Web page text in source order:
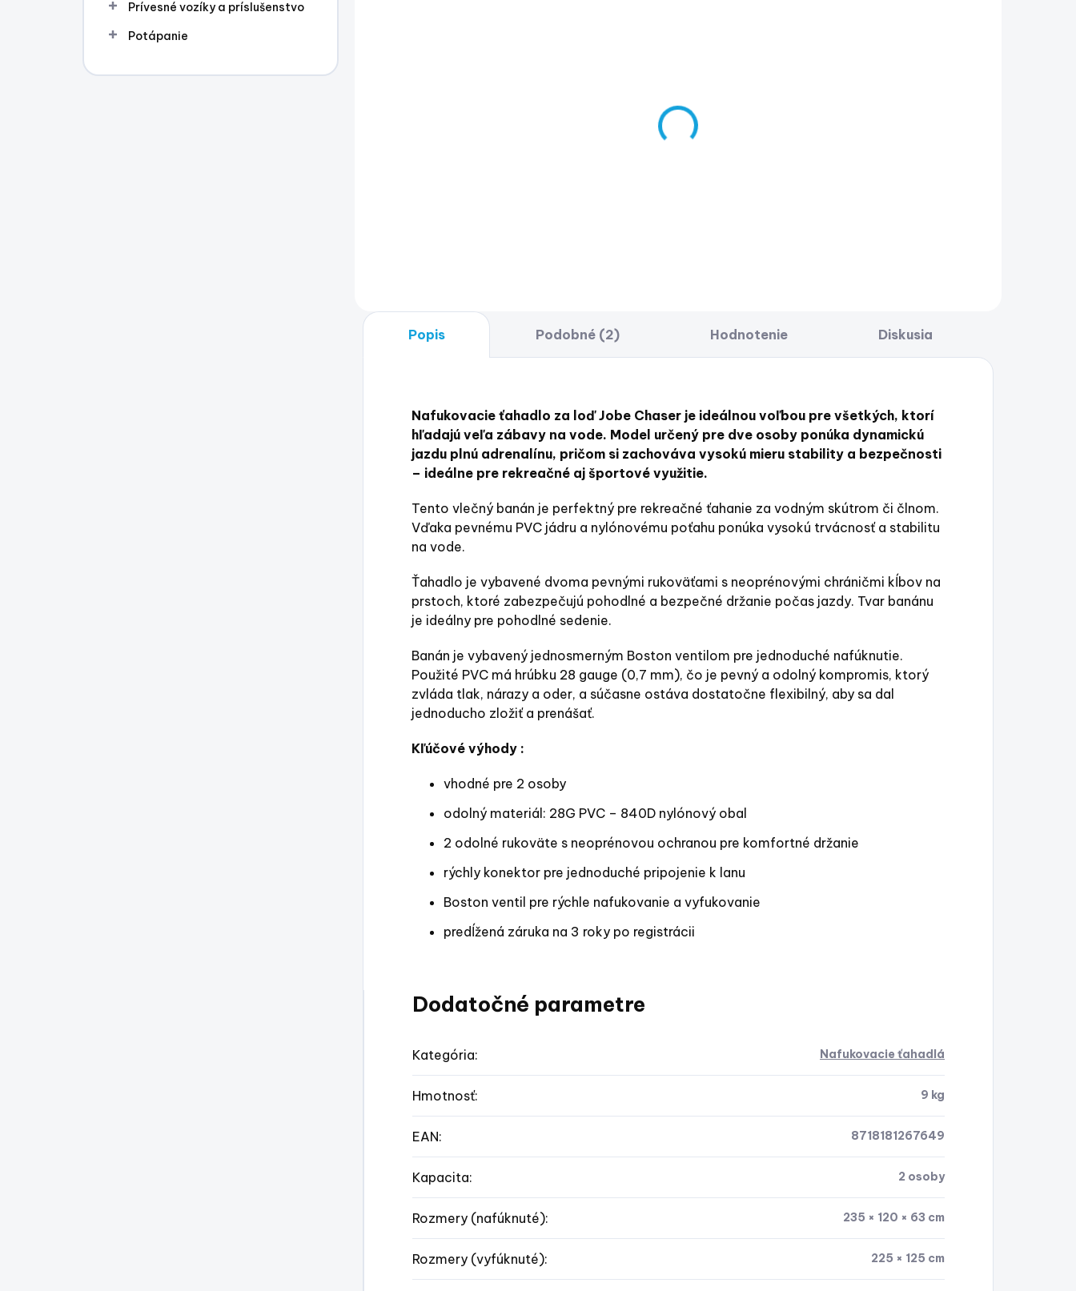
Prívesné vozíky a príslušenstvo
Potápanie
Popis Podobné (2) Hodnotenie Diskusia
Nafukovacie ťahadlo za loď Jobe Chaser je ideálnou voľbou pre všetkých, ktorí
hľadajú veľa zábavy na vode. Model určený pre dve osoby ponúka dynamickú
jazdu plnú adrenalínu, pričom si zachováva vysokú mieru stability a bezpečnosti
– ideálne pre rekreačné aj športové využitie.
Tento vlečný banán je perfektný pre rekreačné ťahanie za vodným skútrom či člnom.
Vďaka pevnému PVC jádru a nylónovému poťahu ponúka vysokú trvácnosť a stabilitu
na vode.
Ťahadlo je vybavené dvoma pevnými rukoväťami s neoprénovými chráničmi kĺbov na
prstoch, ktoré zabezpečujú pohodlné a bezpečné držanie počas jazdy. Tvar banánu
je ideálny pre pohodlné sedenie.
Banán je vybavený jednosmerným Boston ventilom pre jednoduché nafúknutie.
Použité PVC má hrúbku 28 gauge (0,7 mm), čo je pevný a odolný kompromis, ktorý
zvláda tlak, nárazy a oder, a súčasne ostáva dostatočne flexibilný, aby sa dal
jednoducho zložiť a prenášať.
Kľúčové výhody :
vhodné pre 2 osoby
odolný materiál: 28G PVC – 840D nylónový obal
2 odolné rukoväte s neoprénovou ochranou pre komfortné držanie
rýchly konektor pre jednoduché pripojenie k lanu
Boston ventil pre rýchle nafukovanie a vyfukovanie
predĺžená záruka na 3 roky po registrácii
Dodatočné parametre
Kategória: Nafukovacie ťahadlá
Hmotnosť: 9 kg
EAN: 8718181267649
Kapacita: 2 osoby
Rozmery (nafúknuté): 235 × 120 × 63 cm
Rozmery (vyfúknuté): 225 × 125 cm